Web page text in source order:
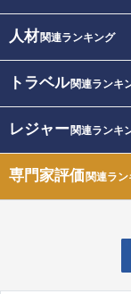
人材関連ランキング
トラベル関連ランキ
レジャー関連ランキ
専門家評価関連ラ